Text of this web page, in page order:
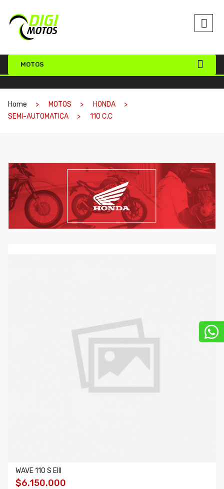
MOTOS
Home MOTOS
HONDA
SEMI-AUTOMATICA
110 C.C
WAVE 110 S EIII
$6.150.000